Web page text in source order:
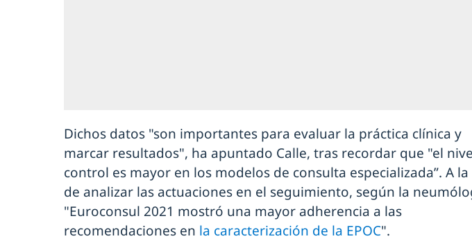
Dichos datos "son importantes para evaluar la práctica clínica y
marcar resultados", ha apuntado Calle, tras recordar que "el
control es mayor en los modelos de consulta especializada”. A
de analizar las actuaciones en el seguimiento, según la
"Euroconsul 2021 mostró una mayor adherencia a las
recomendaciones en la caracterización de la EPOC".